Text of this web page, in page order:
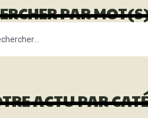
PAR
ACTU PAR